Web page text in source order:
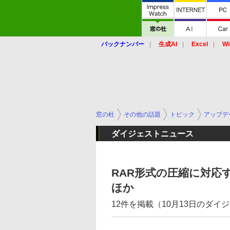
バックナンバー 生成AI Excel
窓の杜 その他の話題 トピック アップデ
ダイジェストニュース
RAR形式の圧縮に対
ほか
12件を掲載（10月13日のダイ